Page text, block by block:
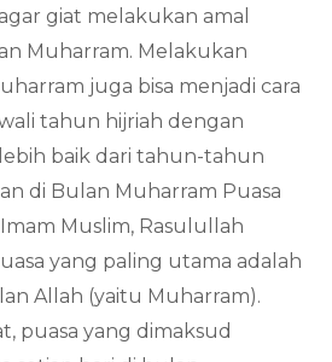
giat melakukan amal
Muharram. Melakukan
juga bisa menjadi cara
tahun hijriah dengan
baik dari tahun-tahun
di Bulan Muharram Puasa
Muslim, Rasulullah
yang paling utama adalah
Allah (yaitu Muharram).
puasa yang dimaksud